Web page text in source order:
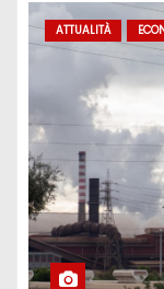
ATTUALITÀ